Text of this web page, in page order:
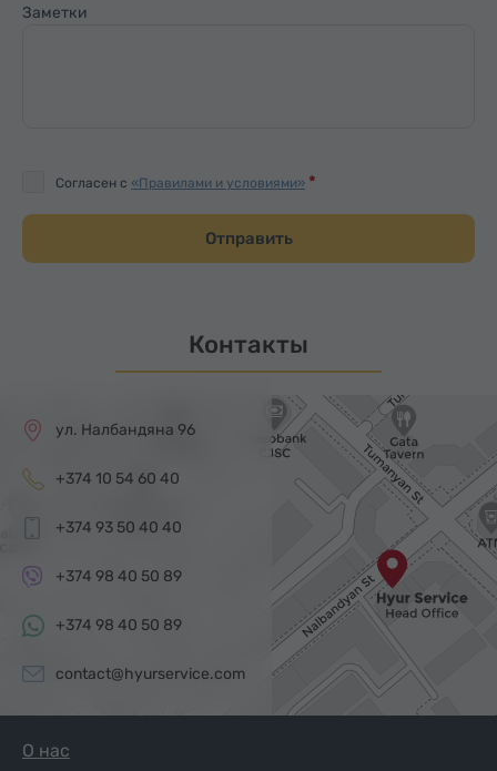
Заметки
Согласен с «Правилами и условиями»
Отправить
Контакты
ул. Налбандяна 96
+374 10 54 60 40
+374 93 50 40 40
+374 98 40 50 89
+374 98 40 50 89
contact@hyurservice.com
О нас